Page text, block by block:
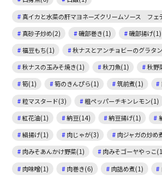
真イカと水菜の肝マヨネーズクリームソース フェ
真砂子炒め(2)
磯部巻き(1) 磯部揚げ(1)
福豆もち(1)
秋ナスとアンチョビーのグラタ
秋ナスの玉みそ焼き(1)
秋刀魚(1) 秋野
筍(1)
筍のきんぴら(1) 筑前煮(1)
粒マスタード(3)
粗ペッパーチキンレモン(1)
紅花油(1)
納豆(14) 納豆揚げ(1)
絹揚げ(1)
肉じゃが(3) 肉ジャガの炒め
肉みそあんかけ野菜(1)
肉みそゴーヤやっこ
肉味噌(1)
肉巻き(6) 肉詰め煮(1)